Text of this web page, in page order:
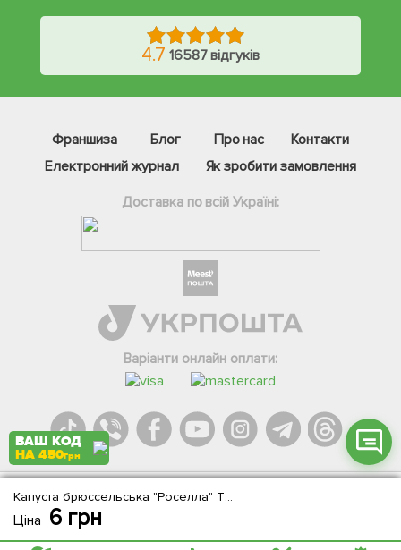
Капуста брюссельська "Роселла" ТМ "Яскрава" 0.5г
Ціна 6грн
4.7 16587 відгуків
Франшиза Блог Про нас
Контакти
Електронний журнал
Як зробити замовлення
Доставка по всій Україні:
Варіанти онлайн оплати:
Agromarket.Copyright © 2013-2026. Всі права захищені
Інстаграм
Онлайн чат
ВАШ КОД
НА 450грн